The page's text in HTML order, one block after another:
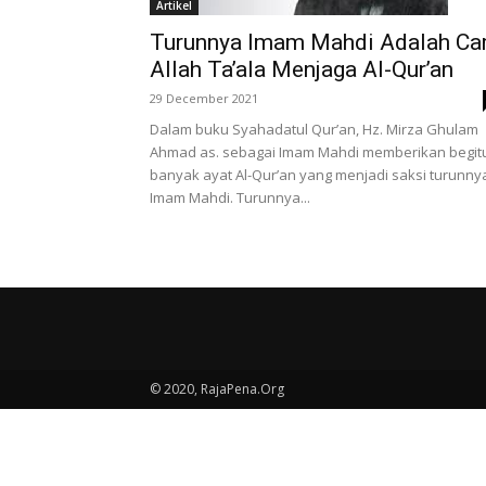
Artikel
Turunnya Imam Mahdi Adalah
Allah Ta’ala Menjaga Al-Qur’an
29 December 2021
Dalam buku Syahadatul Qur’an, Hz. Mirza Ghulam
Ahmad as. sebagai Imam Mahdi memberikan
banyak ayat Al-Qur’an yang menjadi saksi
Imam Mahdi. Turunnya...
© 2020, RajaPena.Org